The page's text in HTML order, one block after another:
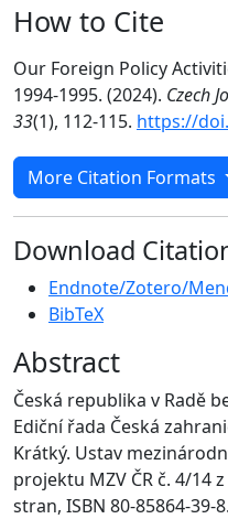
How to Cite
Our Foreign Policy
1994-1995. (2024). Czech
33(1), 112-115. https://
More Citation Formats
Download
Endnote/Zotero/
BibTeX
Abstract
Česká republika v Radě
Ediční řada Česká
Krátký. Ustav
projektu MZV ČR č. 4/14
stran, ISBN 80-85864-39-8.